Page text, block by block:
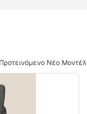
Προτεινόμενο Νέο